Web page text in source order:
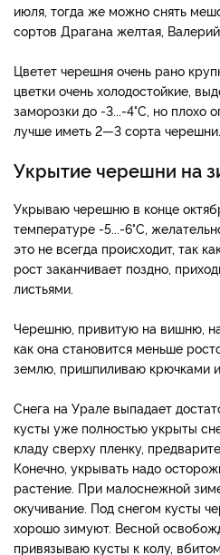
июля, тогда же можно снять
сортов Драгана желтая,
Цветет черешня очень рано
цветки очень холодостойкие,
заморозки до -3...-4°C, но плохо
лучше иметь 2—3 сорта черешни.
Укрытие черешни на
Укрываю черешню в конце
температуре -5...-6°С,
это не всегда происходит, так
рост заканчивает поздно,
листьями.
Черешню, привитую на вишню,
как она становится меньше
землю, пришпиливаю крючками и
Снега на Урале выпадает
кусты уже полностью укрыты
кладу сверху пленку,
Конечно, укрывать надо
растение. При малоснежной
окучивание. Под снегом кусты
хорошо зимуют. Весной
привязываю кусты к колу,